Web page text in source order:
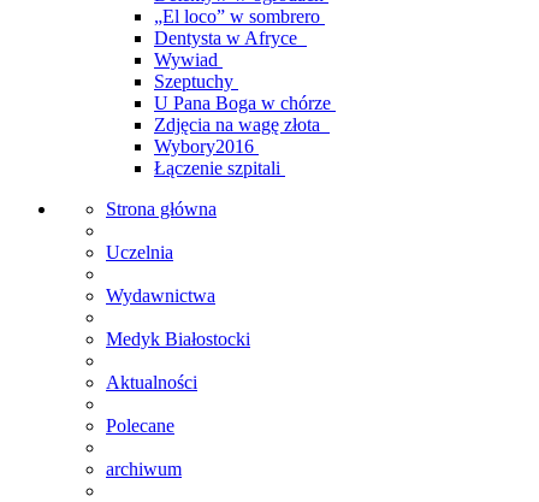
„El loco” w sombrero
Dentysta w Afryce
Wywiad
Szeptuchy
U Pana Boga w chórze
Zdjęcia na wagę złota
Wybory2016
Łączenie szpitali
Strona główna
Uczelnia
Wydawnictwa
Medyk Białostocki
Aktualności
Polecane
archiwum